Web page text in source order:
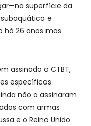
superfície da
e
há 26 anos mas
assinado o CTBT,
específicos
não o assinaram
com armas
e o Reino Unido.